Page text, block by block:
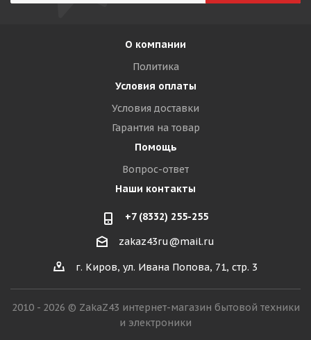
О компании
Политика
Условия оплаты
Условия доставки
Гарантия на товар
Помощь
Вопрос-ответ
Наши контакты
+7 (8332) 255-255
zakaz43ru@mail.ru
г. Киров, ул. Ивана Попова, 71, стр. 3
2010 - 2026 © ZakaZ43 интернет-магазин бытовой техники
и электроники